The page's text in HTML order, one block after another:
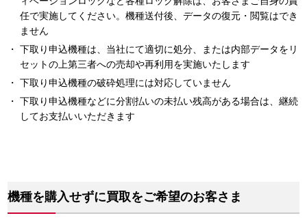
任で実施してください。機種送付後、データの復元・閲覧はでき
ません
下取り申込機種は、当社にて適切に処分、または内部データをリ
セットの上第三者への売却や再利用を実施いたします
下取り申込機種の破砕処理には対応していません
下取り申込機種などに分割払いの未払い残高がある場合は、継続
してお支払いいただきます
機種を購入せずに買取をご希望のお客さま